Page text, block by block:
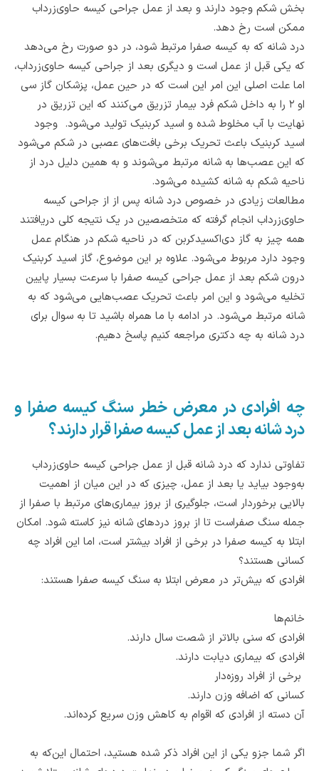
بخش شکم وجود دارند و بعد از عمل جراحی کیسه حاوی‌زرداب
ممکن است رخ دهد.
درد شانه که به کیسه صفرا مرتبط شود، در دو صورت رخ می‌دهد
که یکی قبل از عمل است و دیگری بعد از جراحی کیسه حاوی‌زرداب،
اما علت اصلی این امر این است که در حین عمل، پزشکان گاز سی
او ۲ را به داخل شکم فرد بیمار تزریق می‌کنند که این تزریق در
نهایت با آب مخلوط شده و اسید کربنیک تولید می‌شود. وجود
اسید کربنیک باعث تحریک برخی بافت‌های عصبی در شکم می‌شود
که این عصب‌ها به شانه مرتبط می‌شوند و به همین دلیل درد از
ناحیه شکم به شانه کشیده می‌شود.
مطالعات زیادی در خصوص درد شانه پس از از جراحی کیسه
حاوی‌زرداب انجام گرفته که متخصصین در یک نتیجه کلی دریافتند
همه چیز به گاز دی‌اکسیدکربن که در ناحیه شکم در هنگام عمل
وجود دارد مربوط می‌شود. علاوه بر این موضوع، گاز اسید کربنیک
درون شکم بعد از عمل جراحی کیسه صفرا با سرعت بسیار پایین
تخلیه می‌شود و این امر باعث تحریک عصب‌هایی می‌شود که به
شانه مرتبط می‌شود. در ادامه با ما همراه باشید تا به سوال برای
درد شانه به چه دکتری مراجعه کنیم پاسخ دهیم.
چه افرادی در معرض خطر سنگ کیسه صفرا و
درد شانه بعد از عمل کیسه صفرا قرار دارند؟
تفاوتی ندارد که درد شانه‌ قبل از عمل جراحی کیسه حاوی‌زرداب
به‌وجود بیاید یا بعد از عمل، چیزی که در این میان از اهمیت
بالایی برخوردار است، جلوگیری از بروز بیماری‌های مرتبط با صفرا از
جمله سنگ صفراست تا از بروز دردهای شانه نیز کاسته شود. امکان
ابتلا به کیسه صفرا در برخی از افراد بیشتر است، اما این افراد چه
کسانی هستند؟
افرادی که بیش‌تر در معرض ابتلا به سنگ کیسه صفرا هستند:
خانم‌ها
افرادی که سنی بالاتر از شصت سال دارند.
افرادی که بیماری دیابت دارند.
برخی از افراد روزه‌دار
کسانی که اضافه وزن دارند.
آن دسته از افرادی که اقوام به کاهش وزن سریع کرده‌اند.
اگر شما جزو یکی از این افراد ذکر ‌شده هستید، احتمال این‌که به